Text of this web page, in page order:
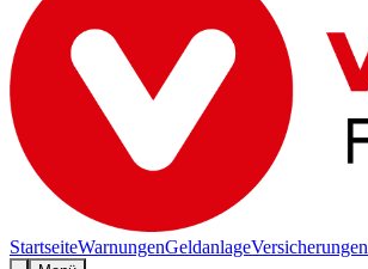
StartseiteWarnungenGeldanlageVersicherungen